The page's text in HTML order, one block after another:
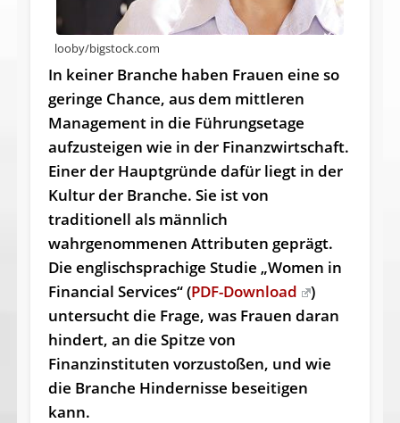
looby/bigstock.com
In keiner Branche haben Frauen eine so
geringe Chance, aus dem mittleren
Management in die Führungsetage
aufzusteigen wie in der Finanzwirtschaft.
Einer der Hauptgründe dafür liegt in der
Kultur der Branche. Sie ist von
traditionell als männlich
wahrgenommenen Attributen geprägt.
Die englischsprachige Studie „Women in
Financial Services“ (PDF-Download
)
untersucht die Frage, was Frauen daran
hindert, an die Spitze von
Finanzinstituten vorzustoßen, und wie
die Branche Hindernisse beseitigen
kann.